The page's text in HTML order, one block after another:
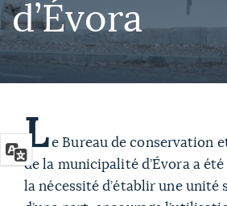
d’Évora
Le Bureau de conservation
de la municipalité d’Évora a été
la nécessité d’établir une unité